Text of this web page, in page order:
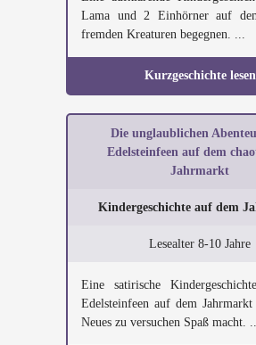
Lama und 2 Einhörner auf
fremden Kreaturen begegnen. ...
Kurzgeschichte lesen
Die unglaublichen
Edelsteinfeen auf dem
Jahrmarkt
Kindergeschichte auf dem
Lesealter 8-10 Jahre
Eine satirische
Edelsteinfeen auf dem Jahrmarkt
Neues zu versuchen Spaß macht.